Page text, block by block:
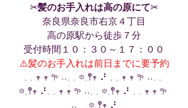
✂︎髪のお手入れは高の原にて✂︎
奈良県奈良市右京４丁目
高の原駅から徒歩７分
受付時間１０：３０～１７：００
⚠️髪のお手入れは前日までに要予約
. . 𖥧 𖥧 𖧧 ˒˒. . 𖡼.𖤣𖥧 ⠜ . . 𖥧 𖥧 𖧧 ˒˒. .
𖡼.𖤣𖥧 ⠜. . 𖥧 𖥧 𖧧 ˒˒. . 𖡼.𖤣𖥧 ⠜ . . 𖥧 𖥧 𖧧
˒˒. . 𖡼.𖤣𖥧 ⠜